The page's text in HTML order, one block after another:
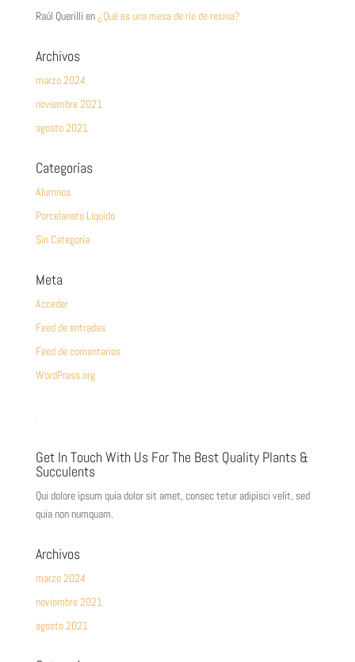
Raúl Querilli en ¿Qué es una mesa de río de resina?
Archivos
marzo 2024
noviembre 2021
agosto 2021
Categorías
Alumnos
Porcelanato Liquido
Sin Categoría
Meta
Acceder
Feed de entradas
Feed de comentarios
WordPress.org
Get In Touch With Us For The Best Quality Plants &
Succulents
Qui dolore ipsum quia dolor sit amet, consec tetur adipisci velit, sed
quia non numquam.
Archivos
marzo 2024
noviembre 2021
agosto 2021